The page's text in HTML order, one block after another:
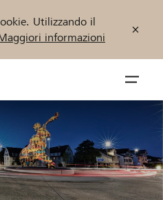
Utilizzando il
informazioni
öffnen
ora